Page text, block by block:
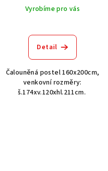
Vyrobíme pro vás
hodnocení
produktu
z
5
hvězdiček.
Detail
Čalouněná postel 160x200cm,
venkovní rozměry:
š.174xv.120xhl.211cm.